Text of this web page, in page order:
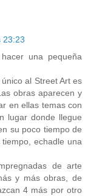
23:23
una pequeña
al Street Art es
obras aparecen y
en ellas temas con
lugar donde llegue
su poco tiempo de
echadle una
de arte
y más obras, de
4 más por otro